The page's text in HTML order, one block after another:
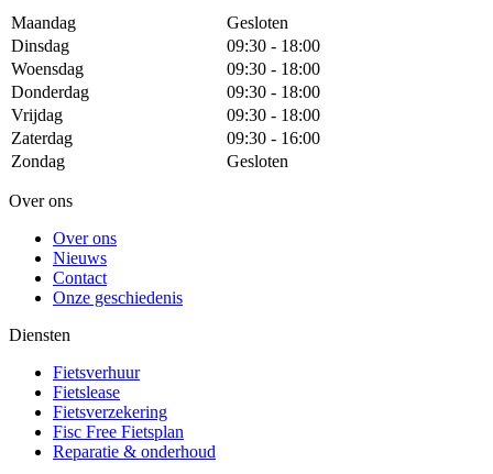
Maandag
Gesloten
Dinsdag
09:30 - 18:00
Woensdag
09:30 - 18:00
Donderdag
09:30 - 18:00
Vrijdag
09:30 - 18:00
Zaterdag
09:30 - 16:00
Zondag
Gesloten
Over ons
Over ons
Nieuws
Contact
Onze geschiedenis
Diensten
Fietsverhuur
Fietslease
Fietsverzekering
Fisc Free Fietsplan
Reparatie & onderhoud